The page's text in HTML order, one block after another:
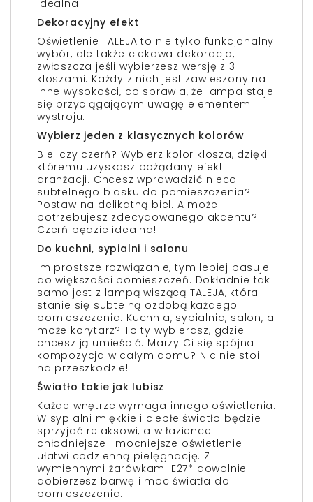
idealna.
Dekoracyjny efekt
Oświetlenie TALEJA to nie tylko funkcjonalny
wybór, ale także ciekawa dekoracja,
zwłaszcza jeśli wybierzesz wersję z 3
kloszami. Każdy z nich jest zawieszony na
inne wysokości, co sprawia, że lampa staje
się przyciągającym uwagę elementem
wystroju.
Wybierz jeden z klasycznych kolorów
Biel czy czerń? Wybierz kolor klosza, dzięki
któremu uzyskasz pożądany efekt
aranżacji. Chcesz wprowadzić nieco
subtelnego blasku do pomieszczenia?
Postaw na delikatną biel. A może
potrzebujesz zdecydowanego akcentu?
Czerń będzie idealna!
Do kuchni, sypialni i salonu
Im prostsze rozwiązanie, tym lepiej pasuje
do większości pomieszczeń. Dokładnie tak
samo jest z lampą wiszącą TALEJA, która
stanie się subtelną ozdobą każdego
pomieszczenia. Kuchnia, sypialnia, salon, a
może korytarz? To ty wybierasz, gdzie
chcesz ją umieścić. Marzy Ci się spójna
kompozycja w całym domu? Nic nie stoi
na przeszkodzie!
Światło takie jak lubisz
Każde wnętrze wymaga innego oświetlenia.
W sypialni miękkie i ciepłe światło będzie
sprzyjać relaksowi, a w łazience
chłodniejsze i mocniejsze oświetlenie
ułatwi codzienną pielęgnację. Z
wymiennymi żarówkami E27* dowolnie
dobierzesz barwę i moc światła do
pomieszczenia.